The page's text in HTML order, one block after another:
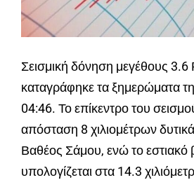
Σεισμική δόνηση μεγέθους 3.6
καταγράφηκε τα ξημερώματα
04:46. Το επίκεντρο του
απόσταση 8 χιλιομέτρων
Βαθέος Σάμου, ενώ το εστιακό
υπολογίζεται στα 14.3